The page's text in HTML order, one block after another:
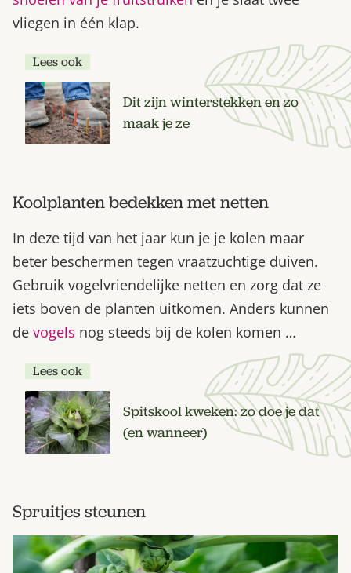
vliegen in één klap.
Lees ook
Dit zijn winterstekken en zo
maak je ze
Koolplanten bedekken met netten
In deze tijd van het jaar kun je je kolen maar
beter beschermen tegen vraatzuchtige duiven.
Gebruik vogelvriendelijke netten en zorg dat ze
iets boven de planten uitkomen. Anders kunnen
de vogels nog steeds bij de kolen komen …
Lees ook
Spitskool kweken: zo doe je dat
(en wanneer)
Spruitjes steunen